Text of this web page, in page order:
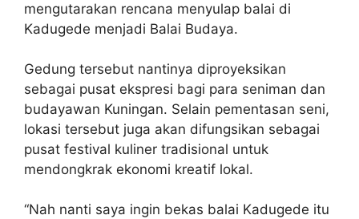
mengutarakan rencana menyulap balai di
Kadugede menjadi Balai Budaya.
Gedung tersebut nantinya diproyeksikan
sebagai pusat ekspresi bagi para seniman dan
budayawan Kuningan. Selain pementasan seni,
lokasi tersebut juga akan difungsikan sebagai
pusat festival kuliner tradisional untuk
mendongkrak ekonomi kreatif lokal.
“Nah nanti saya ingin bekas balai Kadugede itu